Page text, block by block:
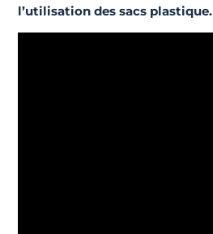
l’utilisation des sacs plastique.